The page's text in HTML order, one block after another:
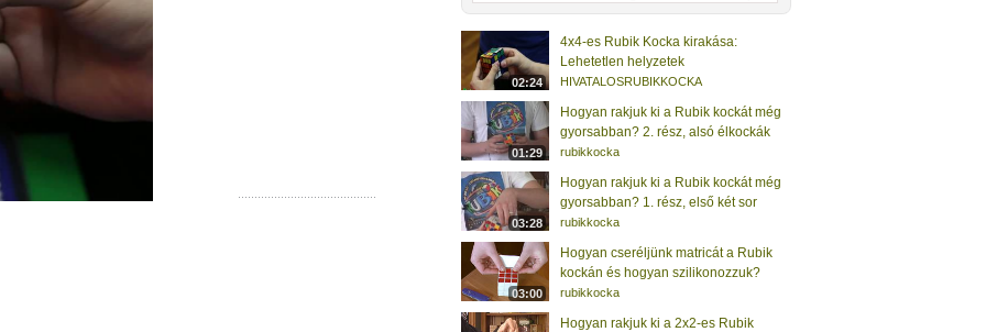
02:24
4x4-es Rubik Kocka kirakása:
Lehetetlen helyzetek
HIVATALOSRUBIKKOCKA
01:29
Hogyan rakjuk ki a Rubik kockát még
gyorsabban? 2. rész, alsó élkockák
rubikkocka
03:28
Hogyan rakjuk ki a Rubik kockát még
gyorsabban? 1. rész, első két sor
rubikkocka
03:00
Hogyan cseréljünk matricát a Rubik
kockán és hogyan szilikonozzuk?
rubikkocka
Hogyan rakjuk ki a 2x2-es Rubik